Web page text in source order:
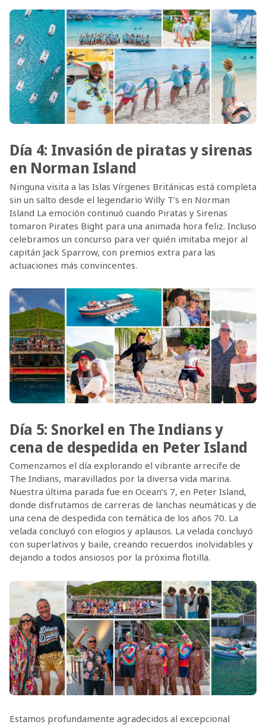
Día 4: Invasión de piratas y sirenas
en Norman Island
Ninguna visita a las Islas Vírgenes Británicas está completa
sin un salto desde el legendario Willy T’s en Norman
Island La emoción continuó cuando Piratas y Sirenas
tomaron Pirates Bight para una animada hora feliz. Incluso
celebramos un concurso para ver quién imitaba mejor al
capitán Jack Sparrow, con premios extra para las
actuaciones más convincentes.
Día 5: Snorkel en The Indians y
cena de despedida en Peter Island
Comenzamos el día explorando el vibrante arrecife de
The Indians, maravillados por la diversa vida marina.
Nuestra última parada fue en Ocean’s 7, en Peter Island,
donde disfrutamos de carreras de lanchas neumáticas y de
una cena de despedida con temática de los años 70. La
velada concluyó con elogios y aplausos. La velada concluyó
con superlativos y baile, creando recuerdos inolvidables y
dejando a todos ansiosos por la próxima flotilla.
Estamos profundamente agradecidos al excepcional